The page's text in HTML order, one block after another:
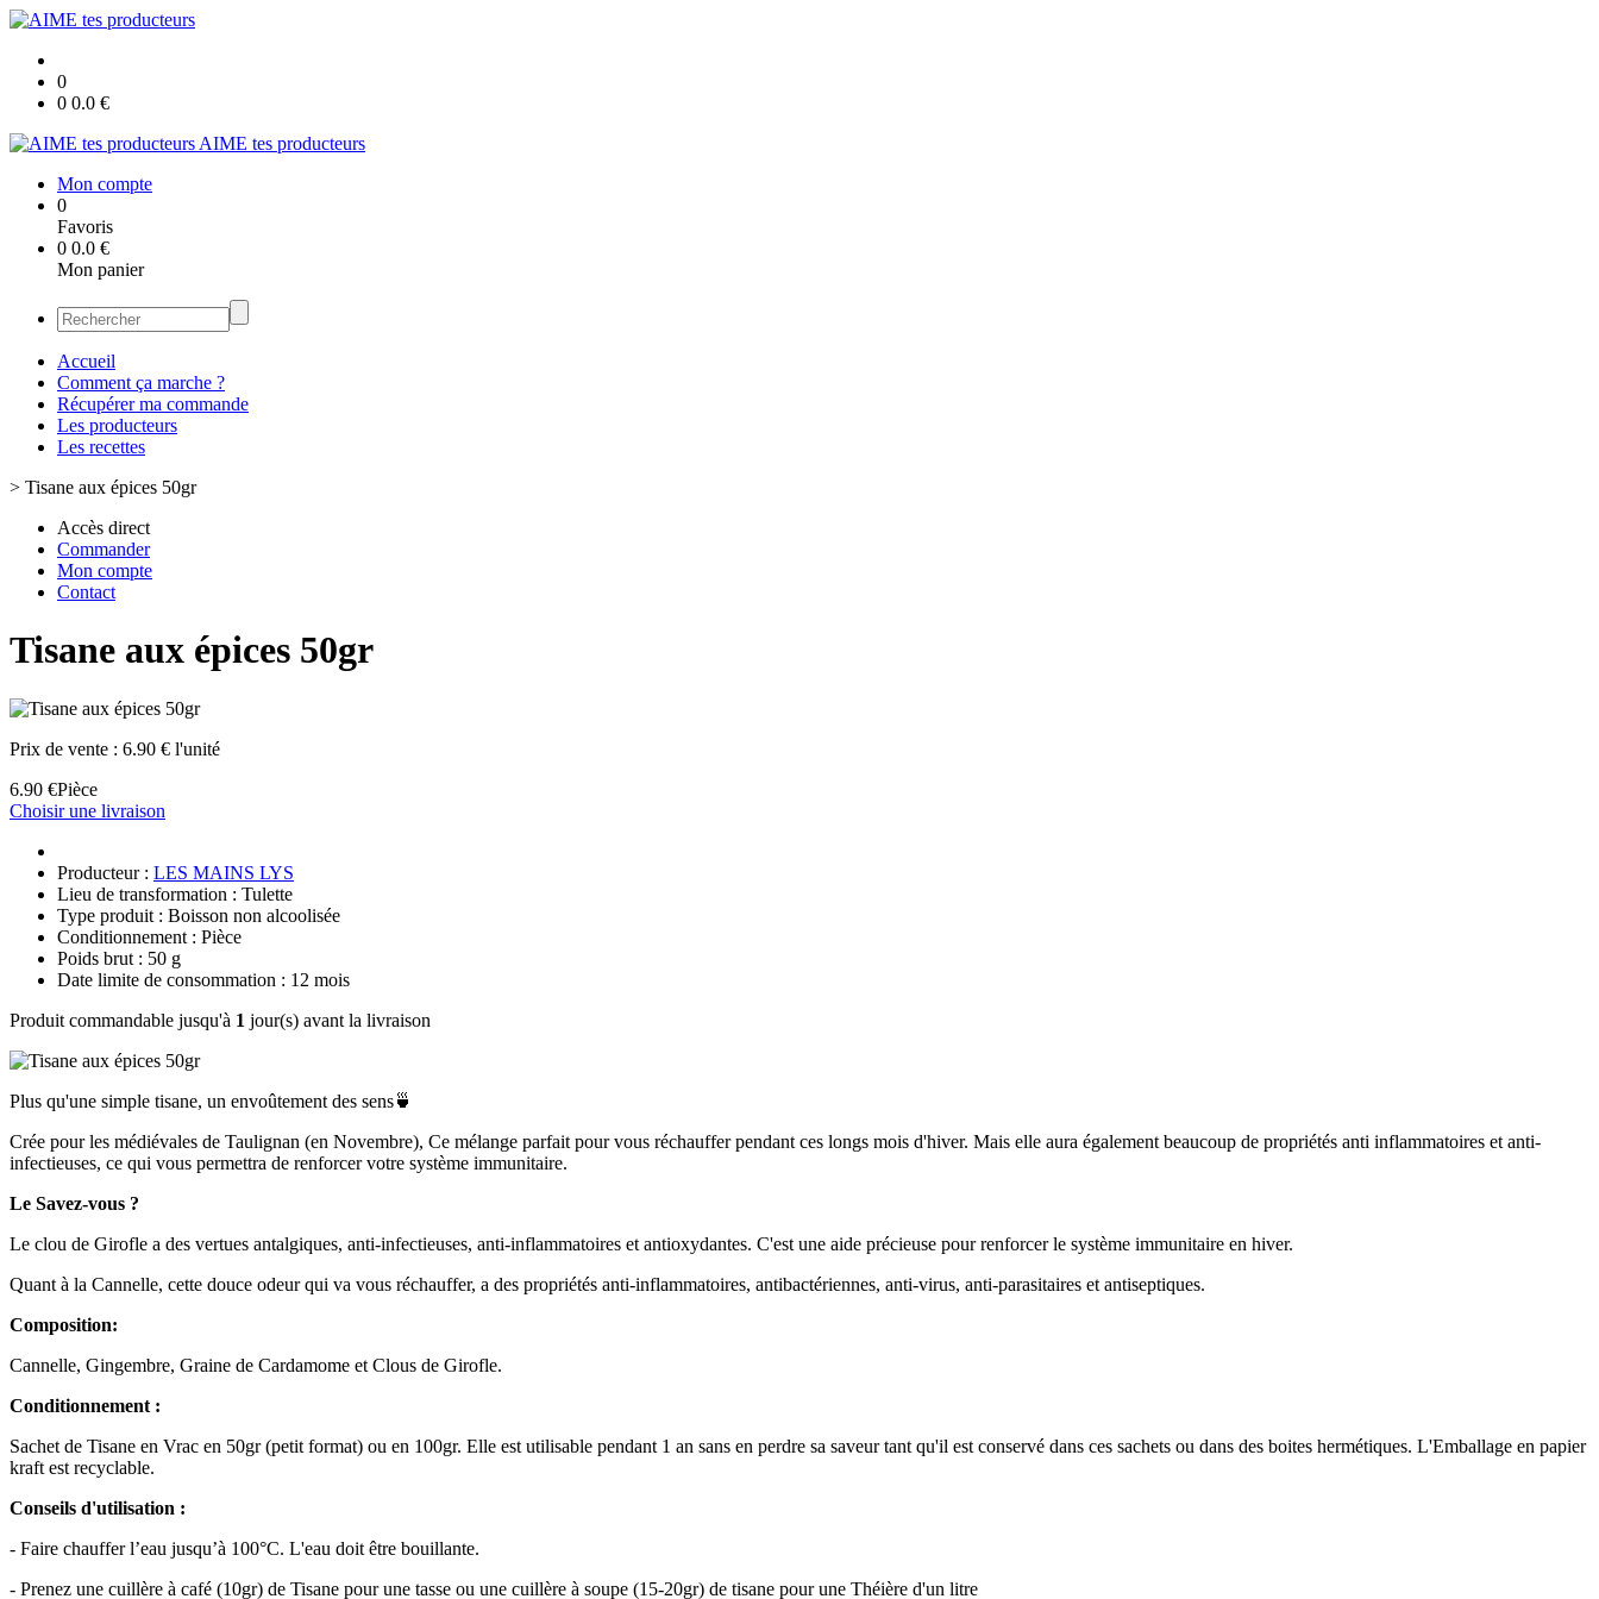
0
0 0.0 €
AIME tes producteurs
Mon compte
0
Favoris
0 0.0 €
Mon panier
Accueil
Comment ça marche ?
Récupérer ma commande
Les producteurs
Les recettes
> Tisane aux épices 50gr
Accès direct
Commander
Mon compte
Contact
Tisane aux épices 50gr
Prix de vente : 6.90 € l'unité
6.90 €Pièce
Choisir une livraison
Producteur : LES MAINS LYS
Lieu de transformation : Tulette
Type produit : Boisson non alcoolisée
Conditionnement : Pièce
Poids brut : 50 g
Date limite de consommation : 12 mois
Produit commandable jusqu'à 1 jour(s) avant la livraison
Plus qu'une simple tisane, un envoûtement des sens🍵
Crée pour les médiévales de Taulignan (en Novembre), Ce mélange parfait pour vous réchauffer pendant ces longs mois d'hiver. Mais elle aura également beaucoup de propriétés anti inflammatoires et anti-
infectieuses, ce qui vous permettra de renforcer votre système immunitaire.
Le Savez-vous ?
Le clou de Girofle a des vertues antalgiques, anti-infectieuses, anti-inflammatoires et antioxydantes. C'est une aide précieuse pour renforcer le système immunitaire en hiver.
Quant à la Cannelle, cette douce odeur qui va vous réchauffer, a des propriétés anti-inflammatoires, antibactériennes, anti-virus, anti-parasitaires et antiseptiques.
Composition:
Cannelle, Gingembre, Graine de Cardamome et Clous de Girofle.
Conditionnement :
Sachet de Tisane en Vrac en 50gr (petit format) ou en 100gr. Elle est utilisable pendant 1 an sans en perdre sa saveur tant qu'il est conservé dans ces sachets ou dans des boites hermétiques. L'Emballage en papier
kraft est recyclable.
Conseils d'utilisation :
- Faire chauffer l’eau jusqu’à 100°C. L'eau doit être bouillante.
- Prenez une cuillère à café (10gr) de Tisane pour une tasse ou une cuillère à soupe (15-20gr) de tisane pour une Théière d'un litre